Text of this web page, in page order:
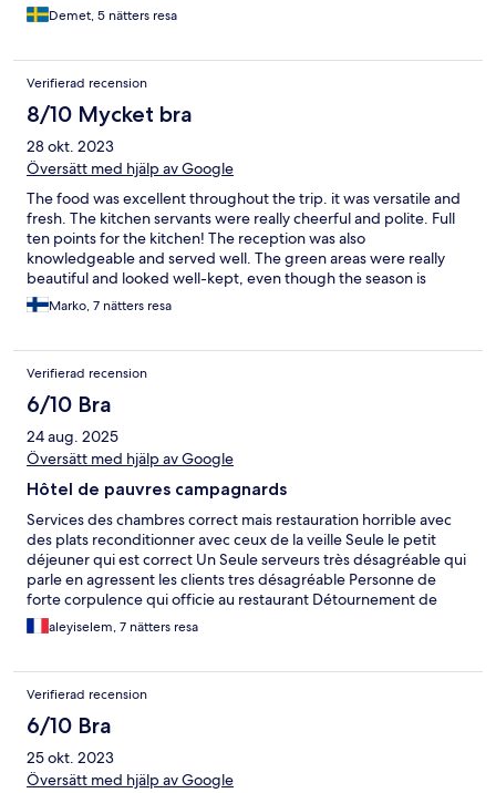
Demet, 5 nätters resa
Verifierad recension
8/10 Mycket bra
28 okt. 2023
Översätt med hjälp av Google
The food was excellent throughout the trip. it was versatile and
fresh. The kitchen servants were really cheerful and polite. Full
ten points for the kitchen! The reception was also
knowledgeable and served well. The green areas were really
beautiful and looked well-kept, even though the season is
already at the end.
Marko, 7 nätters resa
Verifierad recension
6/10 Bra
24 aug. 2025
Översätt med hjälp av Google
Hôtel de pauvres campagnards
Services des chambres correct mais restauration horrible avec
des plats reconditionner avec ceux de la veille Seule le petit
déjeuner qui est correct Un Seule serveurs très désagréable qui
parle en agressent les clients tres désagréable Personne de
forte corpulence qui officie au restaurant Détournement de
fond puisqu'il est impossible d'avoir une facturation détaillé
malgré le règlement effectuer dès notre arrivée Dans
personnes à petits budget Parce que pour moi ils ne mérite que
2 étoiles pas plus
aleyiselem, 7 nätters resa
Verifierad recension
6/10 Bra
25 okt. 2023
Översätt med hjälp av Google